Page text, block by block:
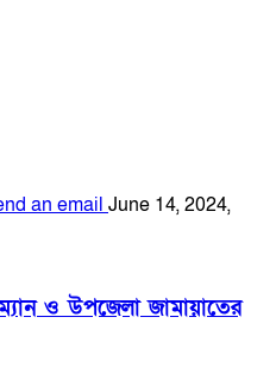
an email June 14, 2024,
ও উপজেলা জামায়াতের